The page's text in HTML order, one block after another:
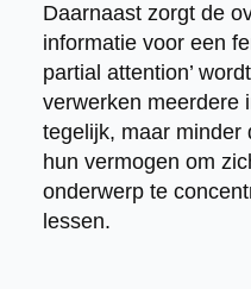
Daarnaast zorgt de
informatie voor een
partial attention’
verwerken meerdere
tegelijk, maar minder
hun vermogen om
onderwerp te
lessen.